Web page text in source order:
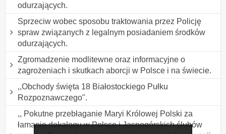
odurzających.
Sprzeciw wobec sposobu traktowania przez Policję
spraw związanych z legalnym posiadaniem środków
odurzających.
Zgromadzenie modlitewne oraz informacyjne o
zagrożeniach i skutkach aborcji w Polsce i na świecie.
,,Obchody święta 18 Białostockiego Pułku
Rozpoznawczego".
,, Pokutne przebłaganie Maryi Królowej Polski za
łamanie dekalogu w Polsce i Jasnogórskich ślubów